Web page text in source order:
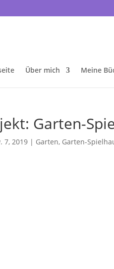
Über mich Meine
Garten-
7, 2019 | Garten, Garten-